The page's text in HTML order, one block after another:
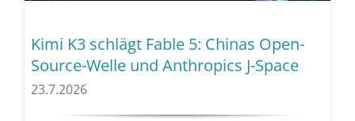
Kimi K3 schlägt Fable 5: Chinas Open-
Source-Welle und Anthropics J-Space
23.7.2026